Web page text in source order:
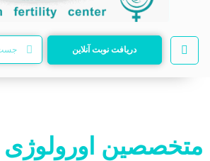
دریافت نوبت آنلاین
متخصصین اورولوژی